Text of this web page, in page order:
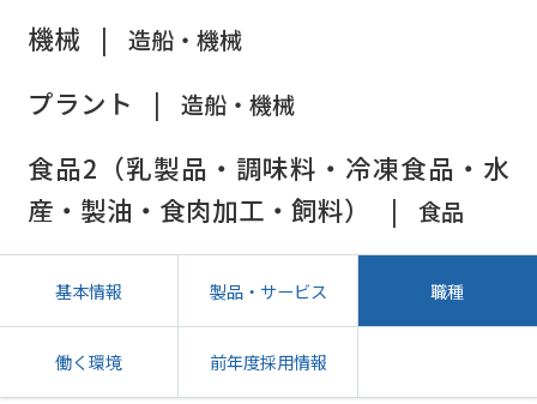
機械 造船・機械
プラント 造船・機械
食品2（乳製品・調味料・冷凍食品・水
産・製油・食肉加工・飼料）
食品
基本情報 製品・サービス 職種
働く環境 前年度採用情報